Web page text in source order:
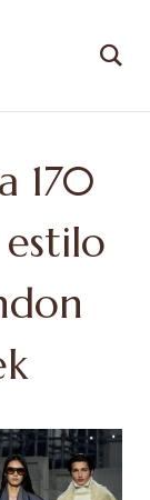
170